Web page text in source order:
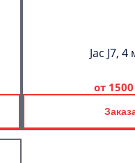
Jac J7, 4
от